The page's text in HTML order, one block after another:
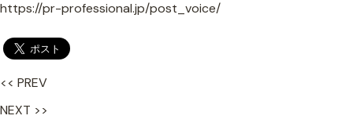
https://pr-professional.jp/post_voice/
<< PREV
NEXT >>